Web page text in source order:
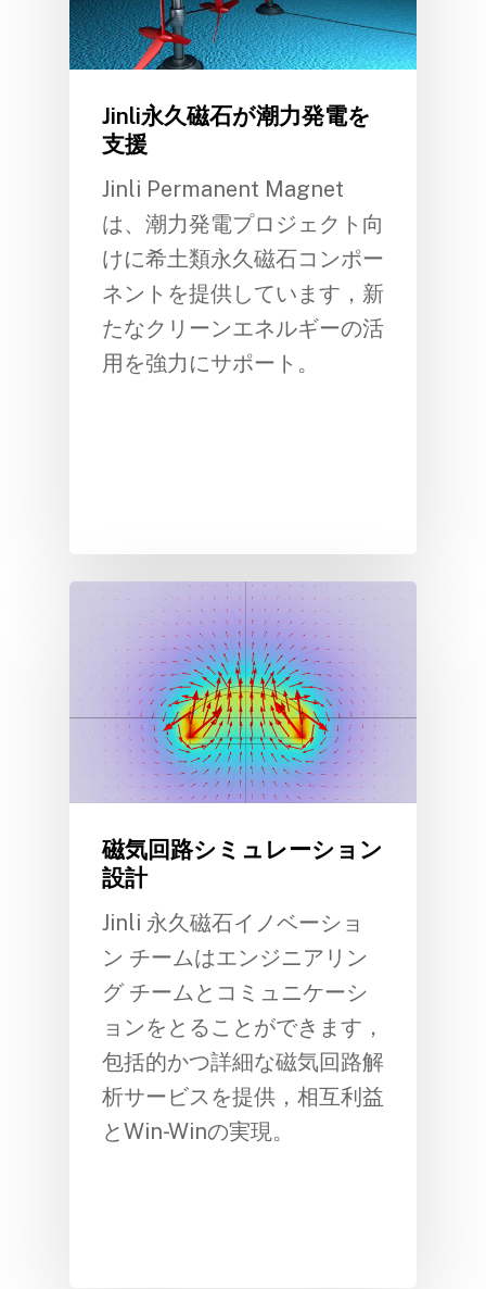
Jinli永久磁石が潮力発電を
支援
Jinli Permanent Magnet
は、潮力発電プロジェクト向
けに希土類永久磁石コンポー
ネントを提供しています，新
たなクリーンエネルギーの活
用を強力にサポート。
磁気回路シミュレーション
設計
Jinli 永久磁石イノベーショ
ン チームはエンジニアリン
グ チームとコミュニケーシ
ョンをとることができます，
包括的かつ詳細な磁気回路解
析サービスを提供，相互利益
とWin-Winの実現。